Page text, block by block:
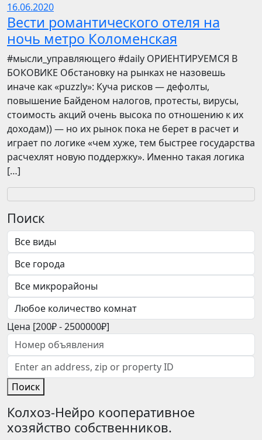
16.06.2020
Вести романтического отеля на
ночь метро Коломенская
​​#мысли_управляющего #daily ОРИЕНТИРУЕМСЯ В
БОКОВИКЕ Обстановку на рынках не назовешь
иначе как «puzzly»: Куча рисков — дефолты,
повышение Байденом налогов, протесты, вирусы,
стоимость акций очень высока по отношению к их
доходам)) — но их рынок пока не берет в расчет и
играет по логике «чем хуже, тем быстрее государства
расчехлят новую поддержку». Именно такая логика
[…]
Поиск
Цена [200₽-2500000₽]
Поиск
Колхоз-Нейро кооперативное
хозяйство собственников.